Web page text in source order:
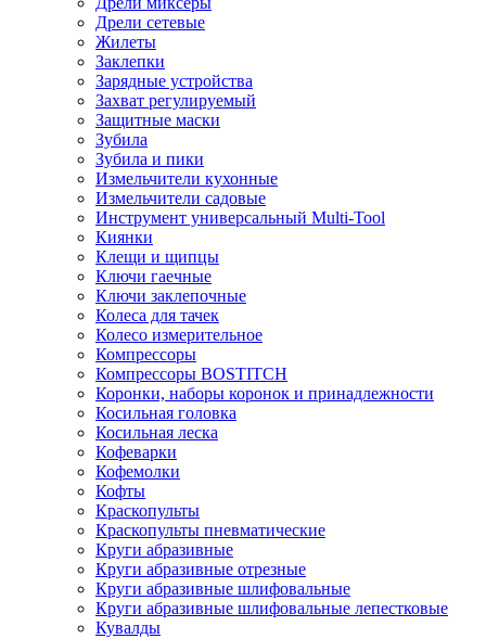
Дрели сетевые
Жилеты
Заклепки
Зарядные устройства
Захват регулируемый
Защитные маски
Зубила
Зубила и пики
Измельчители кухонные
Измельчители садовые
Инструмент универсальный Multi-Tool
Киянки
Клещи и щипцы
Ключи гаечные
Ключи заклепочные
Колеса для тачек
Колесо измерительное
Компрессоры
Компрессоры BOSTITCH
Коронки, наборы коронок и принадлежности
Косильная головка
Косильная леска
Кофеварки
Кофемолки
Кофты
Краскопульты
Краскопульты пневматические
Круги абразивные
Круги абразивные отрезные
Круги абразивные шлифовальные
Круги абразивные шлифовальные лепестковые
Кувалды